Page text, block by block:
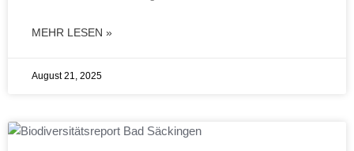
MEHR LESEN »
August 21, 2025